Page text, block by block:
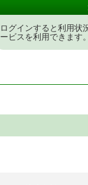
ログインすると利用状
ービスを利用できます。